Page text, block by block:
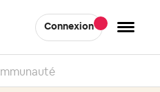
Connexion